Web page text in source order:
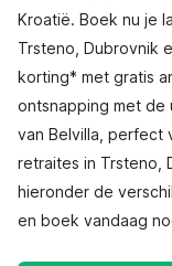
Kroatië. Boek nu je
Trsteno, Dubrovnik
korting* met gratis
ontsnapping met de
van Belvilla, perfect
retraites in Trsteno,
hieronder de
en boek vandaag